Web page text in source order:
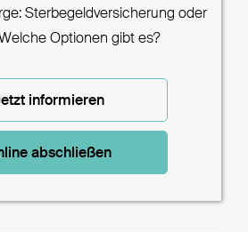
Sterbegeldversicherung oder
Optionen gibt es?
informieren
abschließen